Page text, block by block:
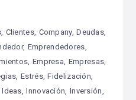
Clientes Company Deudas
Emprendedores
Empresa Empresas
Estrés Fidelización
Ideas Innovación Inversión